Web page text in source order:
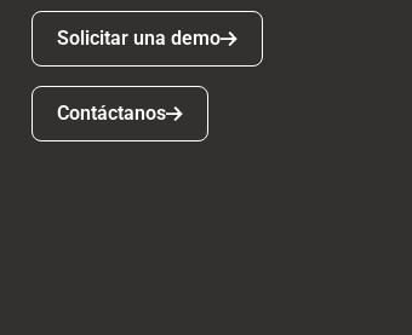
Solicitar una demo
Solicitar una demo
Contáctanos
Contáctanos